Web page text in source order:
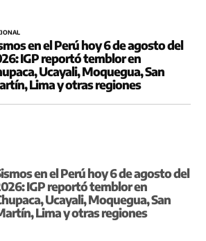
en el Perú hoy 6 de agosto del
IGP reportó temblor en
Ucayali, Moquegua, San
Lima y otras regiones
en el Perú hoy 6 de agosto del
IGP reportó temblor en
Ucayali, Moquegua, San
Lima y otras regiones